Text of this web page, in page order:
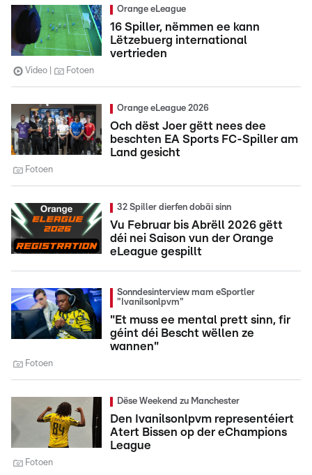
Orange eLeague
16 Spiller, nëmmen ee kann
Lëtzebuerg international
vertrieden
Video Fotoen
Orange eLeague 2026
Och dëst Joer gëtt nees dee
beschten EA Sports FC-Spiller am
Land gesicht
Fotoen
32 Spiller dierfen dobäi sinn
Vu Februar bis Abrëll 2026 gëtt
déi nei Saison vun der Orange
eLeague gespillt
Sonndesinterview mam eSportler
"Ivanilsonlpvm"
"Et muss ee mental prett sinn, fir
géint déi Bescht wëllen ze
wannen"
Fotoen
Dëse Weekend zu Manchester
Den Ivanilsonlpvm representéiert
Atert Bissen op der eChampions
League
Fotoen